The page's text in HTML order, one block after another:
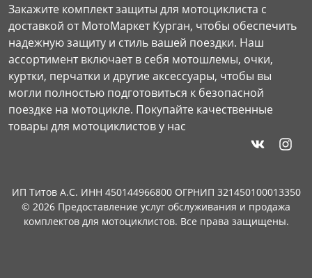
Закажите комплект защиты для мотоциклиста с
доставкой от МотоМаркет Курган, чтобы обеспечить
надежную защиту и стиль вашей поездки. Наш
ассортимент включает в себя мотошлемы, очки,
куртки, перчатки и другие аксессуары, чтобы вы
могли полностью подготовиться к безопасной
поездке на мотоцикле. Покупайте качественные
товары для мотоциклистов у нас
ИП Титов А.С. ИНН 450144966800 ОГРНИП 321450100013350
© 2026 Предоставление услуг обслуживания и продажа
комплектов для мотоциклистов. Все права защищены.